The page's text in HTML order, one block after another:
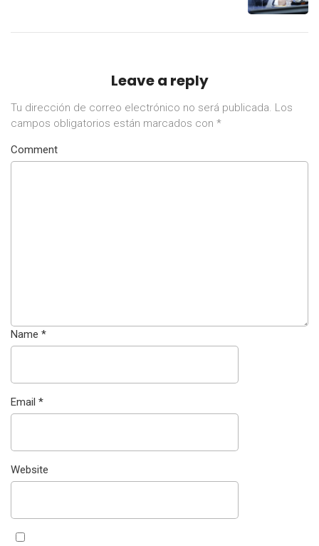
Leave a reply
Tu dirección de correo electrónico no será publicada. Los
campos obligatorios están marcados con *
Comment
Name *
Email *
Website